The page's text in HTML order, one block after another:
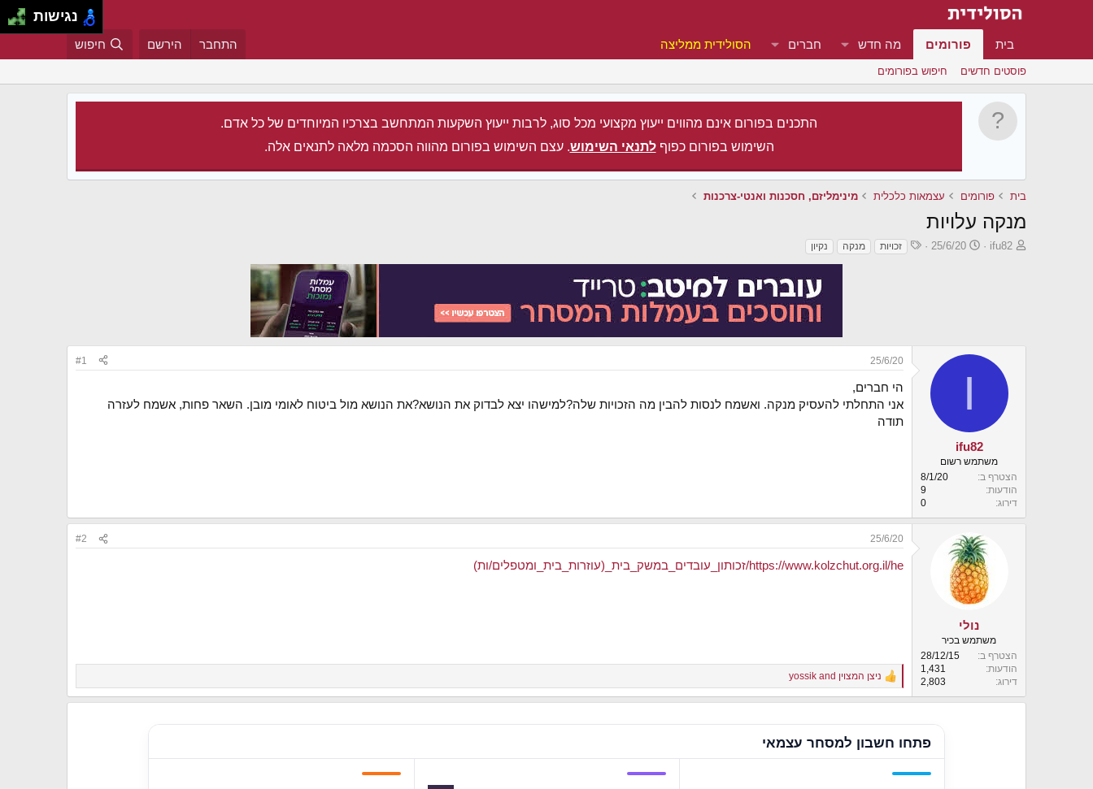
בית פורומים מה חדש חברים הסולידית ממליצה התחבר הירשם חיפוש
פוסטים חדשים חיפוש בפורומים
התכנים בפורום אינם מהווים ייעוץ מקצועי מכל סוג, לרבות ייעוץ השקעות המתחשב בצרכיו המיוחדים של כל אדם.
השימוש בפורום כפוףלתנאי השימוש. עצם השימוש בפורום מהווה הסכמה מלאה לתנאים אלה.
בית פורומים עצמאות כלכלית מינימליזם, חסכנות ואנטי-צרכנות
מנקה עלויות
פ
ifu82
פ
25/6/20
תזכויות מנקה נקיון
I
ifu82
משתמש רשום
הצטרף ב
8/1/20
הודעות
9
דירוג
0
25/6/20
#1
הי חברים,
אני התחלתי להעסיק מנקה. ואשמח לנסות להבין מה הזכויות שלה?למישהו יצא לבדוק את הנושא?את הנושא מול ביטוח לאומי מובן. השאר פחות, אשמח לעזרה
תודה
נולי
משתמש בכיר
הצטרף ב
28/12/15
הודעות
1,431
דירוג
2,803
25/6/20
#2
https://www.kolzchut.org.il/he/זכותון_עובדים_במשק_בית_(עוזרות_בית_ומטפלים/ות)
R
e
o
n
ניצן המצוין yossik
פתחו חשבון למסחר עצמאי
נגישות